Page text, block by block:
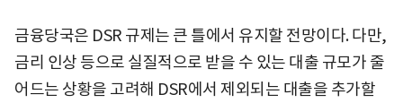
금융당국은 DSR 규제는 큰 틀에서 유지할 전망이다. 다만,
금리 인상 등으로 실질적으로 받을 수 있는 대출 규모가 줄
어드는 상황을 고려해 DSR에서 제외되는 대출을 추가할